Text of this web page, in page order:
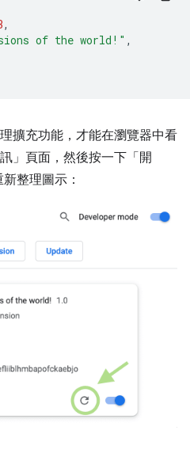
,
of the world!" ,
擴充功能，才能在瀏覽器中看
」頁面，然後按一下「開
整理圖示：